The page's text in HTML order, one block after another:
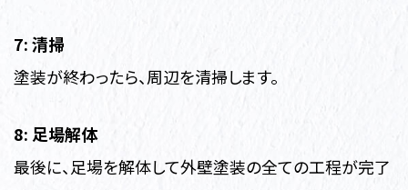
7: 清掃
塗装が終わったら、周辺を清掃します。
8: 足場解体
最後に、足場を解体して外壁塗装の全ての工程が完了